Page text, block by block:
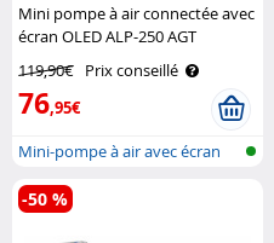
Mini pompe à air connectée avec
écran OLED ALP-250 AGT
119,90€ Prix conseillé
76,95€
Mini-pompe à air avec écran
OLED, b..
-50 %